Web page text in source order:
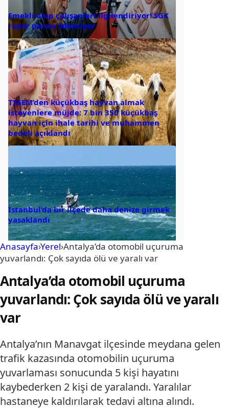
Emekli olup çalışanları ilgilendiriyor! SGK
rapor parası ödemiyor
TİGEM’den küçükbaş hayvan almak
isteyenlere müjde: 7 bin 350 küçükbaş
hayvan için ihale tarihi ve muhammen
bedeli açıklandı
İstanbul’da bir ilçede daha denize girmek
yasaklandı
Anasayfa›Yerel›Antalya’da otomobil uçuruma
yuvarlandı: Çok sayıda ölü ve yaralı var
Antalya’da otomobil uçuruma
yuvarlandı: Çok sayıda ölü ve yaralı
var
Antalya’nın Manavgat ilçesinde meydana gelen
trafik kazasında otomobilin uçuruma
yuvarlaması sonucunda 5 kişi hayatını
kaybederken 2 kişi de yaralandı. Yaralılar
hastaneye kaldırılarak tedavi altına alındı.